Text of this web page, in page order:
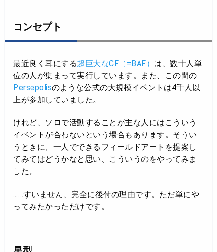
コンセプト
最近良く耳にする超巨大なCF（=BAF） は、数十人単
位の人が集まって実行しています。また、この間の
Persepolisのような公式の大規模イベントは4千人以
上が参加していました。
けれど、ソロで活動することが主な人にはこういう
イベントが合わないという場合もあります。そうい
うときに、一人でできるフィールドアートを提案し
てみてはどうかなと思い、こういうのをやってみま
した。
……すいません、完全に後付の理由です。ただ単にや
ってみたかっただけです。